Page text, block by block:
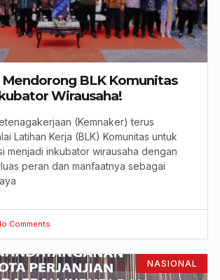
BLK Komunitas
Wirausaha!
(Kemnaker) terus
Latihan Kerja (BLK) Komunitas untuk
menjadi inkubator wirausaha dengan
peran dan manfaatnya sebagai
Comments
NASIONAL